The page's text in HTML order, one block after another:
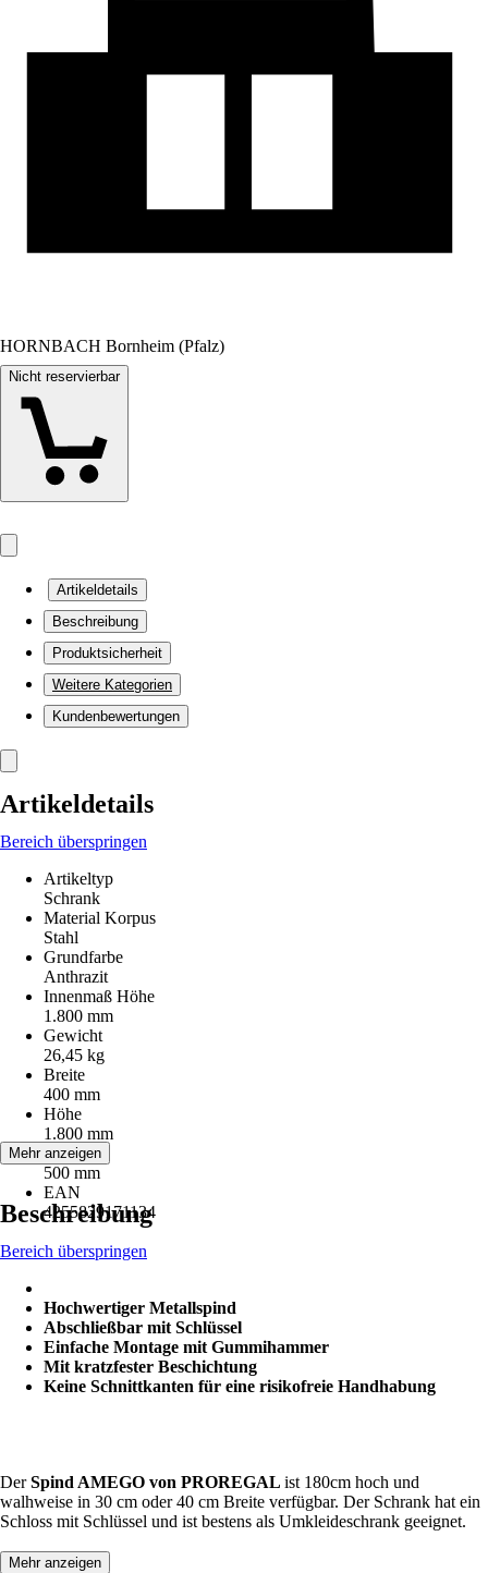
HORNBACH Bornheim (Pfalz)
Nicht reservierbar
Artikeldetails
Beschreibung
Produktsicherheit
Weitere Kategorien
Kundenbewertungen
Artikeldetails
Bereich überspringen
Artikeltyp
Schrank
Material Korpus
Stahl
Grundfarbe
Anthrazit
Innenmaß Höhe
1.800 mm
Gewicht
26,45 kg
Breite
400 mm
Höhe
1.800 mm
Tiefe
500 mm
EAN
4255829171134
Mehr anzeigen
Beschreibung
Bereich überspringen
Hochwertiger Metallspind
Abschließbar mit Schlüssel
Einfache Montage mit Gummihammer
Mit kratzfester Beschichtung
Keine Schnittkanten für eine risikofreie Handhabung
DerSpind AMEGO von PROREGAL ist 180cm hoch und
walhweise in 30 cm oder 40 cm Breite verfügbar. Der Schrank hat ein
Schloss mit Schlüssel und ist bestens als Umkleideschrank geeignet.
Mehr anzeigen